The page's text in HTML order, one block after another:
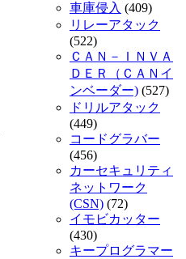
車庫侵入 (409)
リレーアタック
(522)
ＣＡＮ－ＩＮＶＡ
ＤＥＲ（ＣＡＮイ
ンベーダー) (527)
ドリルアタック
(449)
コードグラバー
(456)
カーセキュリティ
ネットワーク
(CSN) (72)
イモビカッター
(430)
キープログラマー